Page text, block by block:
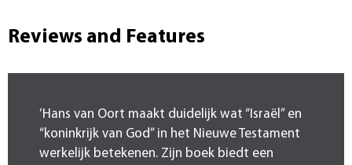
Reviews and Features
‘Hans van Oort maakt duidelijk wat “Israël” en
“koninkrijk van God” in het Nieuwe Testament
werkelijk betekenen. Zijn boek biedt een